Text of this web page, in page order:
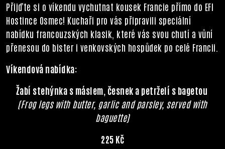
Přijďte si o víkendu vychutnat kousek Francie přímo do EFI
Hostince Osmec! Kuchaři pro vás připravili speciální
nabídku francouzských klasik, které vás svou chutí a vůní
přenesou do bister i venkovských hospůdek po celé Francii.
Víkendová nabídka:
Žabí stehýnka s máslem, česnek a petrželí s bagetou
(Frog legs with butter, garlic and parsley, served with
baguette)
225 Kč